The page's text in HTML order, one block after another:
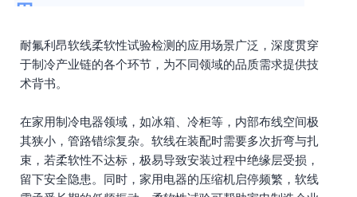
用
耐氟利昂软线柔软性试验检测的应用场景广泛，深度贯穿
于制冷产业链的各个环节，为不同领域的品质需求提供技
术背书。
在家用制冷电器领域，如冰箱、冷柜等，内部布线空间极
其狭小，管路错综复杂。软线在装配时需要多次折弯与扎
束，若柔软性不达标，极易导致安装过程中绝缘层受损，
留下安全隐患。同时，家用电器的压缩机启停频繁，软线